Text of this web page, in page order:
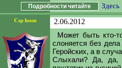
Подробности читайте Здесь
Сэр loom
2.06.2012
Может быть кто-
слоняется без
Геройских, а в
Слыхали? Да, да,